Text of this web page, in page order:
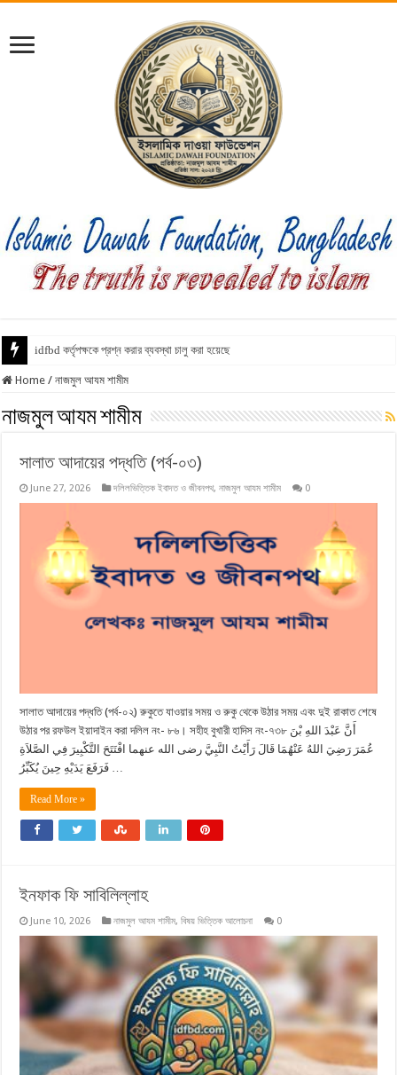
idfbd কর্তৃপক্ষকে প্রশ্ন করার ব্যবস্থা চালু করা হয়েছে
Home / নাজমুল আযম শামীম
নাজমুল আযম শামীম
সালাত আদায়ের পদ্ধতি (পর্ব-০৩)
June 27, 2026 দলিলভিত্তিক ইবাদত ও জীবনপথ,নাজমুল আযম শামীম 0
সালাত আদায়ের পদ্ধতি (পর্ব-০২) রুকুতে যাওয়ার সময় ও রুকু থেকে উঠার সময় এবং দুই রাকাত শেষে
উঠার পর রফউল ইয়াদাইন করা দলিল নং- ৮৬। সহীহ বুখারী হাদিস নং-৭৩৮ أَنَّ عَبْدَ اللهِ بْنَ
عُمَرَ رَضِيَ اللهُ عَنْهُمَا قَالَ رَأَيْتُ النَّبِيَّ رضى الله عنهما افْتَتَحَ التَّكْبِيرَ فِي الصَّلاَةِ
Read More »
ইনফাক ফি সাবিলিল্লাহ
June 10, 2026 নাজমুল আযম শামীম,বিষয় ভিত্তিক আলোচনা 0